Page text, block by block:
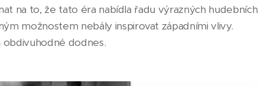
na to, že tato éra nabídla řadu výrazných hudebních
možnostem nebály inspirovat západními vlivy.
dodnes.